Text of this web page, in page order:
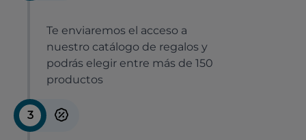
Te enviaremos el acceso a
nuestro catálogo de regalos y
podrás elegir entre más de 150
productos
3